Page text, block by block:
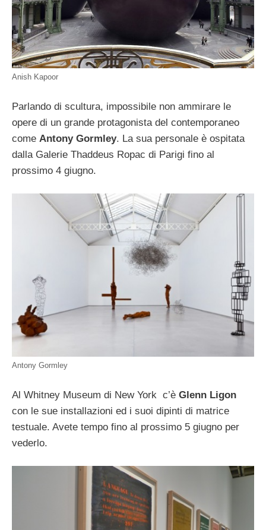
Anish Kapoor
Parlando di scultura, impossibile non ammirare le
opere di un grande protagonista del contemporaneo
come Antony Gormley. La sua personale è ospitata
dalla Galerie Thaddeus Ropac di Parigi fino al
prossimo 4 giugno.
Antony Gormley
Al Whitney Museum di New York c’è Glenn Ligon
con le sue installazioni ed i suoi dipinti di matrice
testuale. Avete tempo fino al prossimo 5 giugno per
vederlo.